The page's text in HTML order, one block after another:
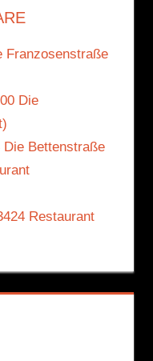
Franzosenstraße
Die
Die Bettenstraße
Restaurant